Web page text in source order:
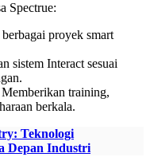
Spectrue:
proyek smart
sistem Interact sesuai
training,
berkala.
Teknologi
Depan Industri